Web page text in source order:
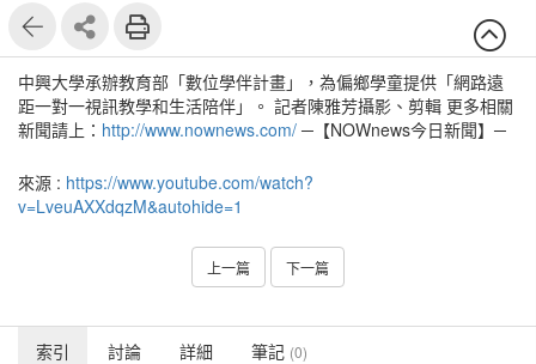
中興大學承辦教育部「數位學伴計畫」，為偏鄉學童提供「網路遠
距一對一視訊教學和生活陪伴」。 記者陳雅芳攝影、剪輯 更多相關
新聞請上： http://www.nownews.com/ ─【NOWnews今日新聞】─
來源 : https://www.youtube.com/watch?
v=LveuAXXdqzM&autohide=1
上一篇 下一篇
索引 討論 詳細 筆記 (0)